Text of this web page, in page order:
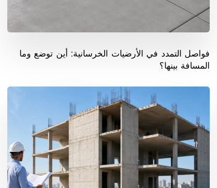
فواصل التمدد في الأرضيات الخرسانية: أين توضع وما
المسافة بينها؟